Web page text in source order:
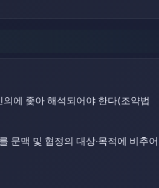
에 좇아 해석되어야 한다(조약법
문맥 및 협정의 대상·목적에 비추어